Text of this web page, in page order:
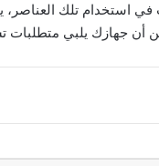
في استخدام تلك
أن جهازك يلبي متطلبات